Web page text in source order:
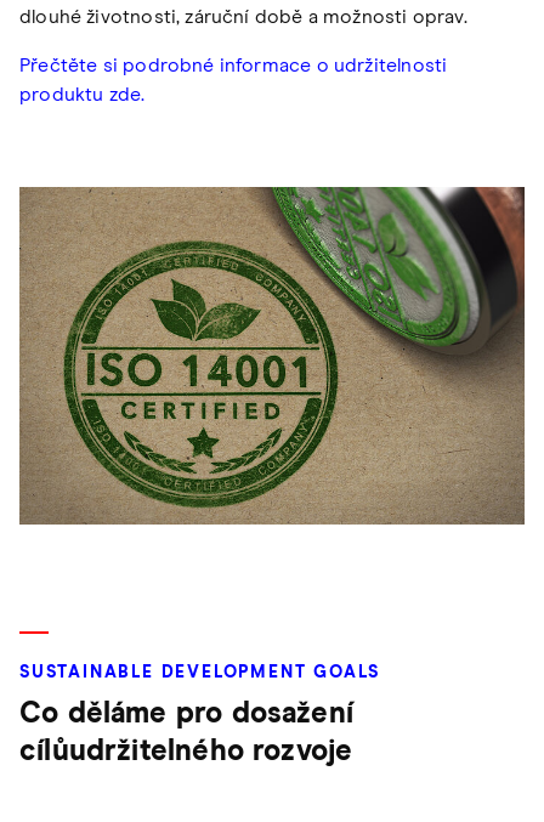
dlouhé životnosti, záruční době a možnosti oprav.
Přečtěte si podrobné informace o udržitelnosti
produktu zde.
SUSTAINABLE DEVELOPMENT GOALS
Co děláme pro dosažení
cílůudržitelného rozvoje